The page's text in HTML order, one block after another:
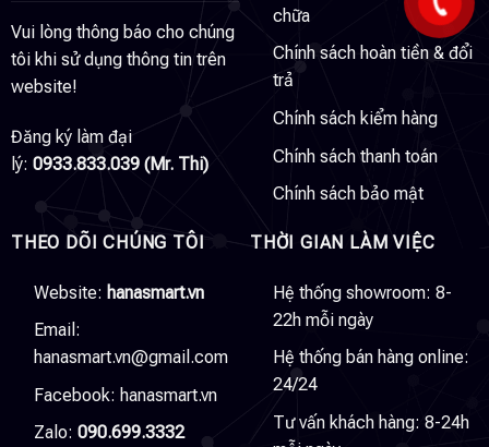
Vui lòng thông báo cho chúng
tôi khi sử dụng thông tin trên
website!
Đăng ký làm đại
lý: 0933.833.039 (Mr. Thi)
chữa
Chính sách hoàn tiền & đổi
trả
Chính sách kiểm hàng
Chính sách thanh toán
Chính sách bảo mật
THEO DÕI CHÚNG TÔI
Website: hanasmart.vn
Email:
hanasmart.vn@gmail.com
Facebook: hanasmart.vn
Zalo: 090.699.3332
THỜI GIAN LÀM VIỆC
Hệ thống showroom: 8-
22h mỗi ngày
Hệ thống bán hàng online:
24/24
Tư vấn khách hàng: 8-24h